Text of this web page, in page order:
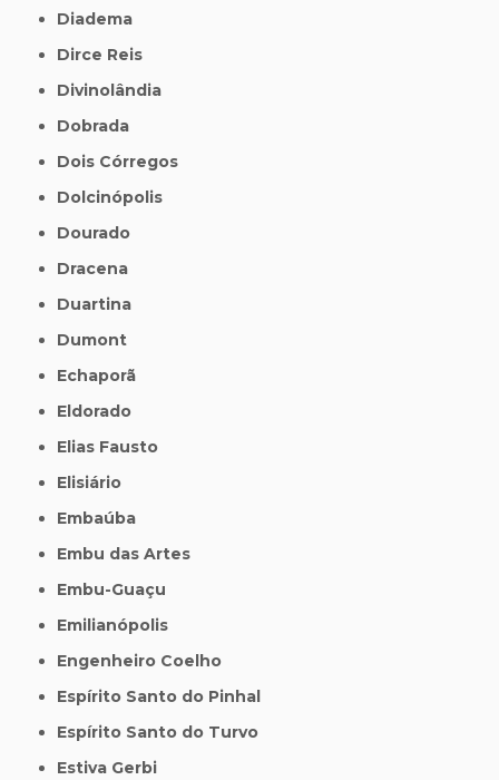
Diadema
Dirce Reis
Divinolândia
Dobrada
Dois Córregos
Dolcinópolis
Dourado
Dracena
Duartina
Dumont
Echaporã
Eldorado
Elias Fausto
Elisiário
Embaúba
Embu das Artes
Embu-Guaçu
Emilianópolis
Engenheiro Coelho
Espírito Santo do Pinhal
Espírito Santo do Turvo
Estiva Gerbi